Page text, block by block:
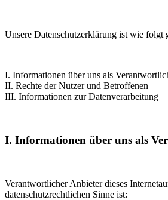
Unsere Datenschutzerklärung ist wie folgt
I. Informationen über uns als
II. Rechte der Nutzer und Betroffenen
III. Informationen zur Datenverarbeitung
I. Informationen über uns als
Verantwortlicher Anbieter dieses
datenschutzrechtlichen Sinne ist: